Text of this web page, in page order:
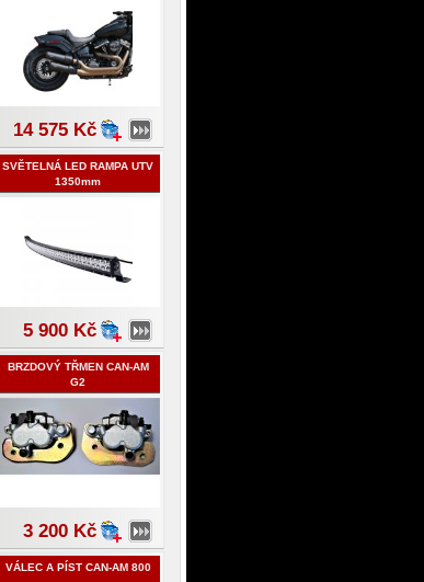
SOFTAIL 2018
14 575 Kč
SVĚTELNÁ LED RAMPA UTV
1350mm
5 900 Kč
BRZDOVÝ TŘMEN CAN-AM
G2
3 200 Kč
VÁLEC A PÍST CAN-AM 800